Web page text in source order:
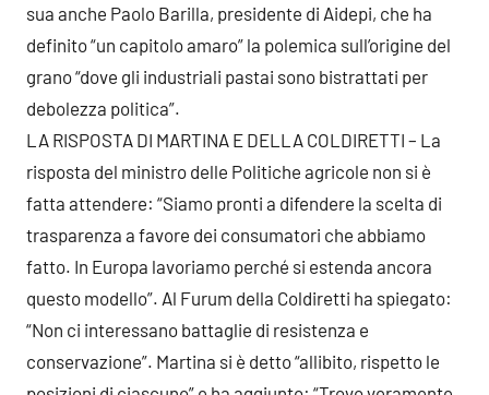
sua anche Paolo Barilla, presidente di Aidepi, che ha
definito “un capitolo amaro” la polemica sull’origine del
grano “dove gli industriali pastai sono bistrattati per
debolezza politica”.
LA RISPOSTA DI MARTINA E DELLA COLDIRETTI – La
risposta del ministro delle Politiche agricole non si è
fatta attendere: “Siamo pronti a difendere la scelta di
trasparenza a favore dei consumatori che abbiamo
fatto. In Europa lavoriamo perché si estenda ancora
questo modello”. Al Furum della Coldiretti ha spiegato:
“Non ci interessano battaglie di resistenza e
conservazione”. Martina si è detto “allibito, rispetto le